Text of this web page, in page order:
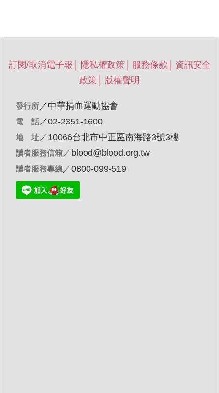
訂閱/取消電子報 隱私權政策 服務條款
資訊安全
政策
版權聲明
發行所／ 中華捐血運動協會
電 話／02-2351-1600
地 址／10066台北市中正區南海路3號3樓
讀者服務信箱／ blood@blood.org.tw
讀者服務專線 ／0800-099-519